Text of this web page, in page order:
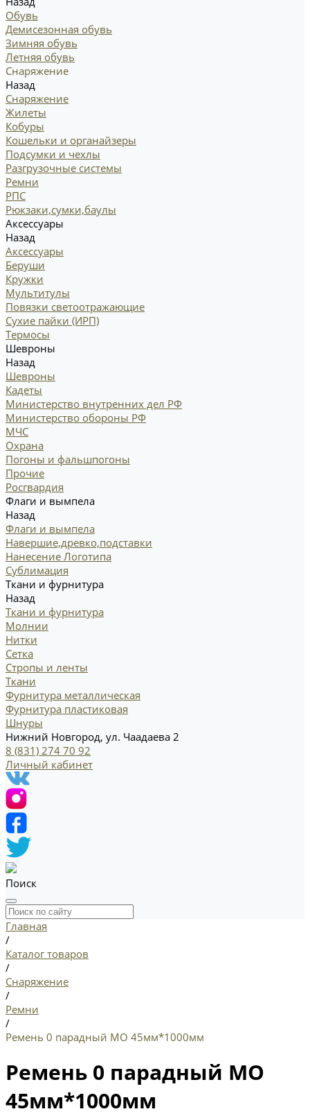
Обувь
Демисезонная обувь
Зимняя обувь
Летняя обувь
Снаряжение
Назад
Снаряжение
Жилеты
Кобуры
Кошельки и органайзеры
Подсумки и чехлы
Разгрузочные системы
Ремни
РПС
Рюкзаки,сумки,баулы
Аксессуары
Назад
Аксессуары
Беруши
Кружки
Мультитулы
Повязки светоотражающие
Сухие пайки (ИРП)
Термосы
Шевроны
Назад
Шевроны
Кадеты
Министерство внутренних дел РФ
Министерство обороны РФ
МЧС
Охрана
Погоны и фальшпогоны
Прочие
Росгвардия
Флаги и вымпела
Назад
Флаги и вымпела
Навершие,древко,подставки
Нанесение Логотипа
Сублимация
Ткани и фурнитура
Назад
Ткани и фурнитура
Молнии
Нитки
Сетка
Стропы и ленты
Ткани
Фурнитура металлическая
Фурнитура пластиковая
Шнуры
Нижний Новгород, ул. Чаадаева 2
8 (831) 274 70 92
Личный кабинет
Поиск
Главная
/
Каталог товаров
/
Снаряжение
/
Ремни
/
Ремень 0 парадный МО 45мм*1000мм
Ремень 0 парадный МО
45мм*1000мм